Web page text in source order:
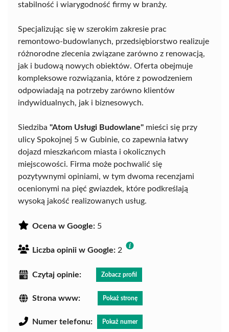
stabilność i wiarygodność firmy w branży.
Specjalizując się w szerokim zakresie prac
remontowo-budowlanych, przedsiębiorstwo realizuje
różnorodne zlecenia związane zarówno z renowacją,
jak i budową nowych obiektów. Oferta obejmuje
kompleksowe rozwiązania, które z powodzeniem
odpowiadają na potrzeby zarówno klientów
indywidualnych, jak i biznesowych.
Siedziba "Atom Usługi Budowlane" mieści się przy
ulicy Spokojnej 5 w Gubinie, co zapewnia łatwy
dojazd mieszkańcom miasta i okolicznych
miejscowości. Firma może pochwalić się
pozytywnymi opiniami, w tym dwoma recenzjami
ocenionymi na pięć gwiazdek, które podkreślają
wysoką jakość realizowanych usług.
Ocena w Google: 5
Liczba opinii w Google: 2
Czytaj opinie: Zobacz profil
Strona www: Pokaż stronę
Numer telefonu: Pokaż numer